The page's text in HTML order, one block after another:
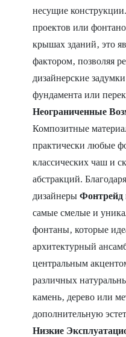
несущие
проектов или
крышах зданий‚ это
фактором‚ позволяя
дизайнерские
фундамента или
Неограниченные
Композитные
практически любые
классических чаш и
абстракций.
дизайнерыФонтрейд
самые смелые и
фонтаны‚ которые
архитектурный
центральным
различных
камень‚ дерево или
дополнительную
Низкие